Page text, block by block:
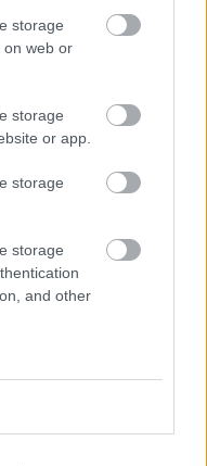
storage
on web or
storage
or app.
storage
storage
and other